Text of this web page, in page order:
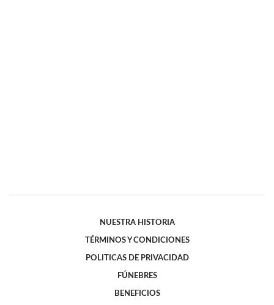
NUESTRA HISTORIA
TÉRMINOS Y CONDICIONES
POLITICAS DE PRIVACIDAD
FÚNEBRES
BENEFICIOS